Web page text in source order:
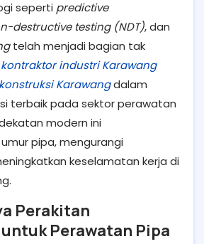
seperti predictive
destructive testing (NDT), dan
telah menjadi bagian tak
kontraktor industri Karawang
Karawangdalam
terbaik pada sektor perawatan
modern ini
pipa, mengurangi
keselamatan kerja di
Perakitan
Perawatan Pipa